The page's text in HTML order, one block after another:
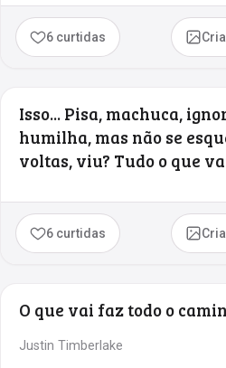
6 curtidas
Isso... Pisa, machuca,
humilha, mas não se
voltas, viu? Tudo o que
6 curtidas
O que vai faz todo o
Justin Timberlake